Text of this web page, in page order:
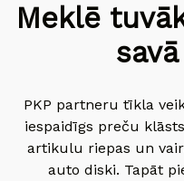
Meklē
PKP partneru tīkla
iespaidīgs preču
artikulu riepas un
auto diski. Tapāt